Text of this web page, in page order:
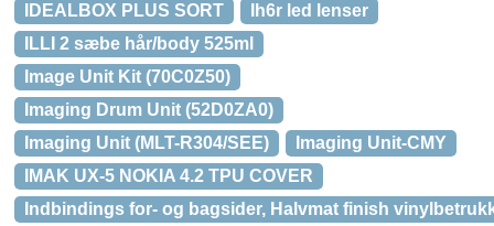
IDEALBOX PLUS SORT
Ih6r led lenser
ILLI 2 sæbe hår/body 525ml
Image Unit Kit (70C0Z50)
Imaging Drum Unit (52D0ZA0)
Imaging Unit (MLT-R304/SEE)
Imaging Unit-CMY
IMAK UX-5 NOKIA 4.2 TPU COVER
Indbindings for- og bagsider, Halvmat finish